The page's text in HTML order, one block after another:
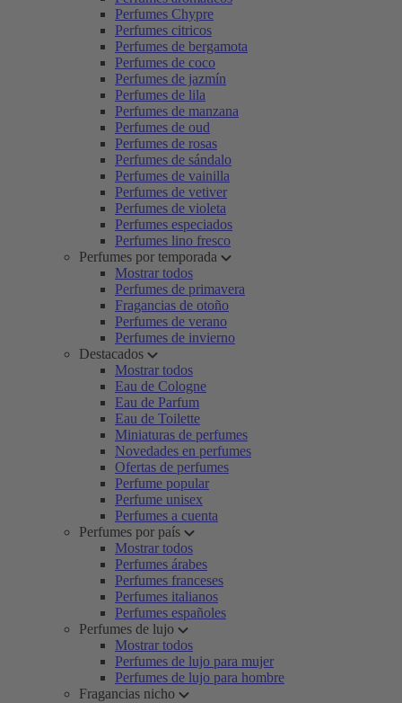
Perfumes Chypre
Perfumes citricos
Perfumes de bergamota
Perfumes de coco
Perfumes de jazmín
Perfumes de lila
Perfumes de manzana
Perfumes de oud
Perfumes de rosas
Perfumes de sándalo
Perfumes de vainilla
Perfumes de vetiver
Perfumes de violeta
Perfumes especiados
Perfumes lino fresco
Perfumes por temporada
Mostrar todos
Perfumes de primavera
Fragancias de otoño
Perfumes de verano
Perfumes de invierno
Destacados
Mostrar todos
Eau de Cologne
Eau de Parfum
Eau de Toilette
Miniaturas de perfumes
Novedades en perfumes
Ofertas de perfumes
Perfume popular
Perfume unisex
Perfumes a cuenta
Perfumes por país
Mostrar todos
Perfumes árabes
Perfumes franceses
Perfumes italianos
Perfumes españoles
Perfumes de lujo
Mostrar todos
Perfumes de lujo para mujer
Perfumes de lujo para hombre
Fragancias nicho